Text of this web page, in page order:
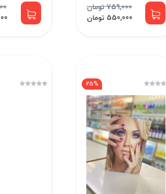
759,000 تومان
550,000 تومان
25%